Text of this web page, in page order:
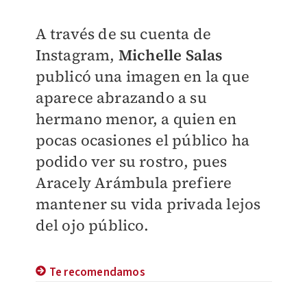
A través de su cuenta de
Instagram, Michelle Salas
publicó una imagen en la que
aparece abrazando a su
hermano menor, a quien en
pocas ocasiones el público ha
podido ver su rostro, pues
Aracely Arámbula prefiere
mantener su vida privada lejos
del ojo público.
Te recomendamos